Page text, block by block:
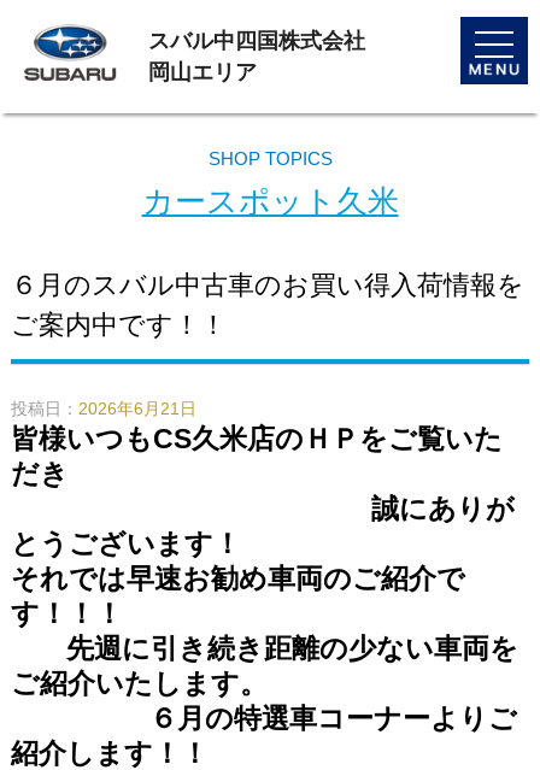
toggle
スバル中四国株式会社
岡山エリア
SHOP TOPICS
カースポット久米
６月のスバル中古車のお買い得入荷情報を
ご案内中です！！
投稿日： 2026年6月21日
皆様いつもCS久米店のＨＰをご覧いた
だき
誠にありが
とうございます！
それでは早速お勧め車両のご紹介で
す！！！
先週に引き続き距離の少ない車両を
ご紹介いたします。
６月の特選車コーナーよりご
紹介します！！